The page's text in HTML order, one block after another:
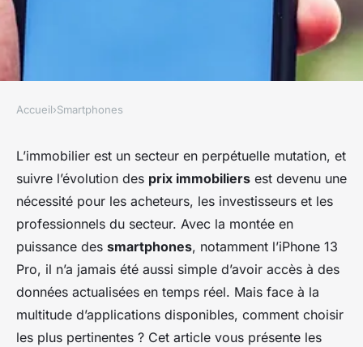
SMARTPHONES
Quelles applications pour
suivre l'évolution des prix
immobiliers sur un iPhone 13
Pro ?
Sara •17 septembre 2024•7 min de lecture
Accueil›Smartphones
L’immobilier est un secteur en perpétuelle mutation, et
suivre l’évolution des prix immobiliers est devenu une
nécessité pour les acheteurs, les investisseurs et les
professionnels du secteur. Avec la montée en
puissance des smartphones, notamment l’iPhone 13
Pro, il n’a jamais été aussi simple d’avoir accès à des
données actualisées en temps réel. Mais face à la
multitude d’applications disponibles, comment choisir
les plus pertinentes ? Cet article vous présente les